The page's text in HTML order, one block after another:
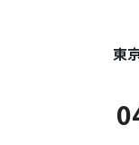
東